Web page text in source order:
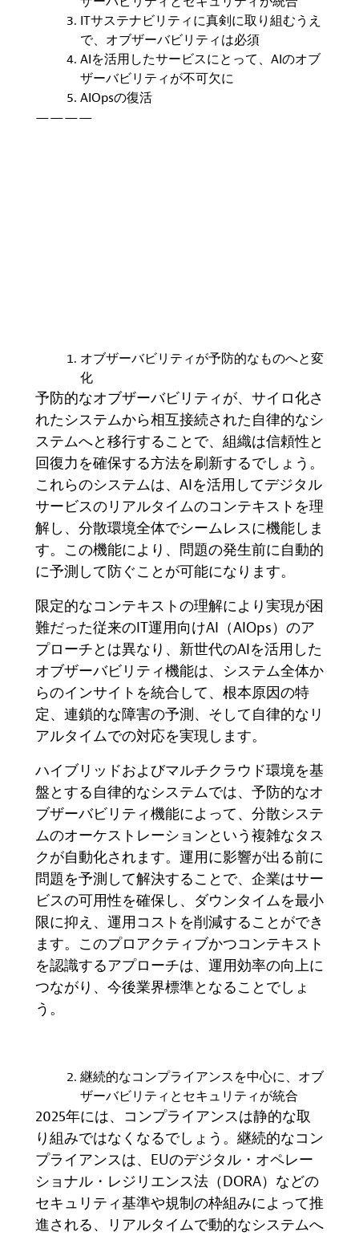
ITサステナビリティに真剣に取り組むうえ
で、オブザーバビリティは必須
AIを活用したサービスにとって、 AIのオブ
ザーバビリティが不可欠に
AIOpsの復活
————
オブザーバビリティが予防的なものへと変
化
予防的なオブザーバビリティが、サイロ化さ
れたシステムから相互接続された自律的なシ
ステムへと移行することで、組織は信頼性と
回復力を確保する方法を刷新するでしょう。
これらのシステムは、AIを活用してデジタル
サービスのリアルタイムのコンテキストを理
解し、分散環境全体でシームレスに機能しま
す。この機能により、問題の発生前に自動的
に予測して防ぐことが可能になります。
限定的なコンテキストの理解により実現が困
難だった従来のIT運用向けAI（AIOps）のア
プローチとは異なり、新世代のAIを活用した
オブザーバビリティ機能は、システム全体か
らのインサイトを統合して、根本原因の特
定、連鎖的な障害の予測、そして自律的なリ
アルタイムでの対応を実現します。
ハイブリッドおよびマルチクラウド環境を基
盤とする自律的なシステムでは、予防的なオ
ブザーバビリティ機能によって、分散システ
ムのオーケストレーションという複雑なタス
クが自動化されます。運用に影響が出る前に
問題を予測して解決することで、企業はサー
ビスの可用性を確保し、ダウンタイムを最小
限に抑え、運用コストを削減することができ
ます。このプロアクティブかつコンテキスト
を認識するアプローチは、運用効率の向上に
つながり 、 今後業界標準となることでしょ
う。
継続的なコンプライアンスを中心に、オブ
ザーバビリティとセキュリティが統合
2025年には、コンプライアンスは静的な取
り組みではなくなるでしょう。継続的なコン
プライアンスは、 EUのデジタル ・ オペレー
ショナル・レジリエンス法（DORA）などの
セキュリティ基準や規制の枠組みによって推
進される、リアルタイムで動的なシステムへ